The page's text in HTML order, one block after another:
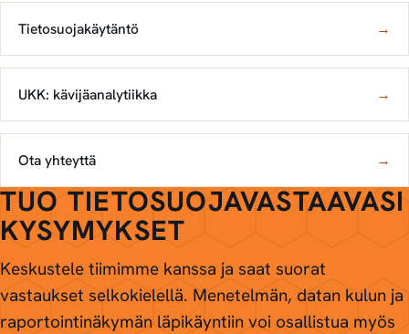
Tietosuojakäytäntö →
UKK: kävijäanalytiikka →
Ota yhteyttä →
TUO TIETOSUOJAVASTAAVASI
KYSYMYKSET
Keskustele tiimimme kanssa ja saat suorat
vastaukset selkokielellä. Menetelmän, datan kulun ja
raportointinäkymän läpikäyntiin voi osallistua myös